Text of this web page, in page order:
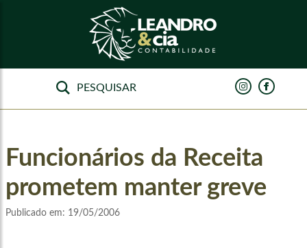
Funcionários da Receita
prometem manter greve
Publicado em: 19/05/2006